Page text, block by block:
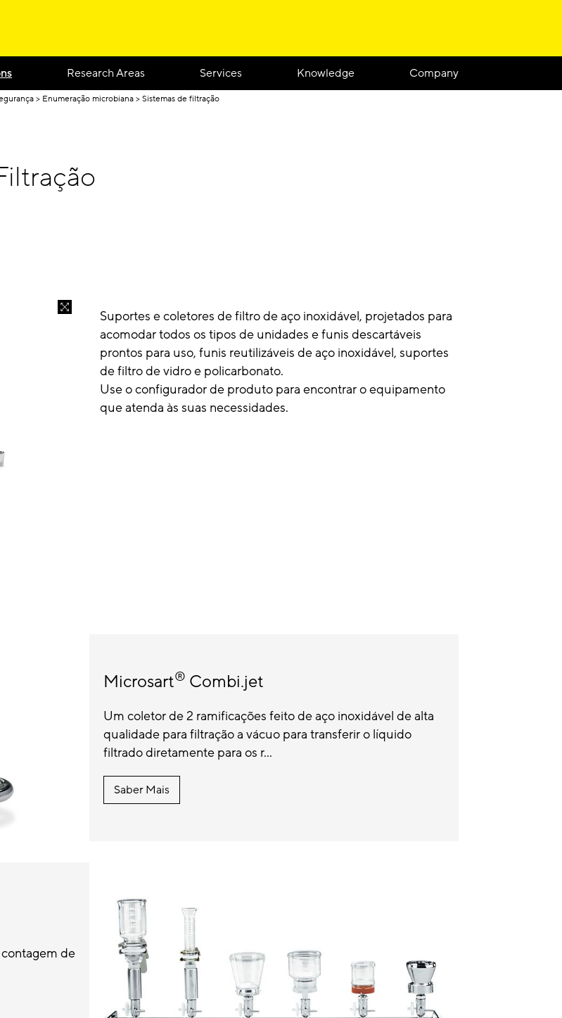
Research Areas Services Knowledge Company
Enumeração microbiana Sistemas de filtração
Suportes e coletores de filtro de aço inoxidável, projetados para
acomodar todos os tipos de unidades e funis descartáveis
prontos para uso, funis reutilizáveis de aço inoxidável, suportes
de filtro de vidro e policarbonato.
Use o configurador de produto para encontrar o equipamento
que atenda às suas necessidades.
Microsart® Combi.jet
Um coletor de 2 ramificações feito de aço inoxidável de alta
qualidade para filtração a vácuo para transferir o líquido
filtrado diretamente para os r...
Saber Mais
de